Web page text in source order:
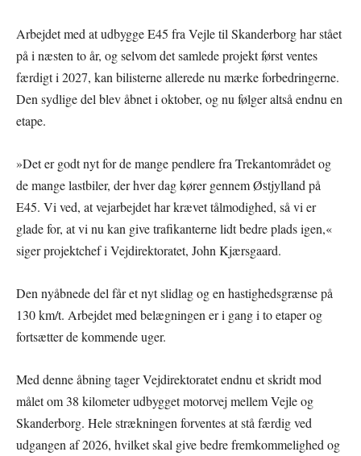
Arbejdet med at udbygge E45 fra Vejle til Skanderborg har stået
på i næsten to år, og selvom det samlede projekt først ventes
færdigt i 2027, kan bilisterne allerede nu mærke forbedringerne.
Den sydlige del blev åbnet i oktober, og nu følger altså endnu en
etape.
»Det er godt nyt for de mange pendlere fra Trekantområdet og
de mange lastbiler, der hver dag kører gennem Østjylland på
E45. Vi ved, at vejarbejdet har krævet tålmodighed, så vi er
glade for, at vi nu kan give trafikanterne lidt bedre plads igen,«
siger projektchef i Vejdirektoratet, John Kjærsgaard.
Den nyåbnede del får et nyt slidlag og en hastighedsgrænse på
130 km/t. Arbejdet med belægningen er i gang i to etaper og
fortsætter de kommende uger.
Med denne åbning tager Vejdirektoratet endnu et skridt mod
målet om 38 kilometer udbygget motorvej mellem Vejle og
Skanderborg. Hele strækningen forventes at stå færdig ved
udgangen af 2026, hvilket skal give bedre fremkommelighed og